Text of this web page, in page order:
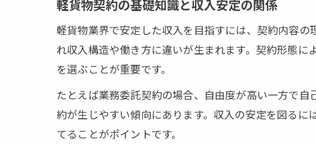
軽貨物契約の基礎知識と収入安定の関係
軽貨物業界で安定した収入を目指すには、契約内容
れ収入構造や働き方に違いが生まれます。契約形態
を選ぶことが重要です。
たとえば業務委託契約の場合、自由度が高い一方で
約が生じやすい傾向にあります。収入の安定を図る
てることがポイントです。